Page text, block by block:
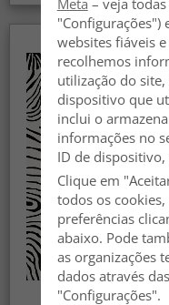
"Configurações")
websites fiáveis
recolhemos
utilização do
dispositivo que
inclui o
informações no
ID de
Clique em
todos os
preferências
abaixo. Pode
as organizações
dados através
"Configurações".